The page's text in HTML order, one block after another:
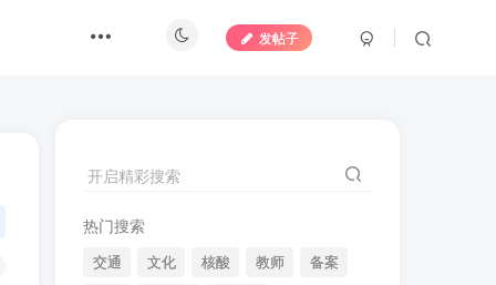
发帖子
开启精彩搜索
热门搜索
交通 文化 核酸 教师
备案